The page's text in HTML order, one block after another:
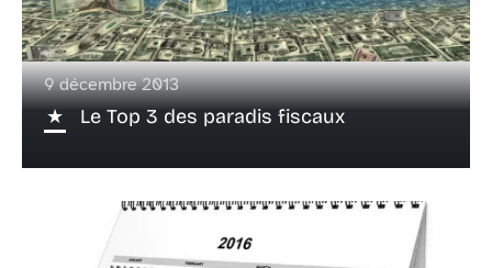
9 décembre 2013
Le Top 3 des paradis fiscaux